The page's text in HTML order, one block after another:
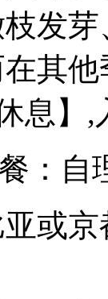
发
其
息】,
：自
或